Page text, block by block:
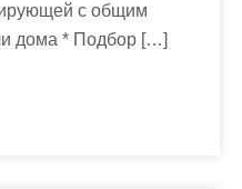
с общим
дома * Подбор […]